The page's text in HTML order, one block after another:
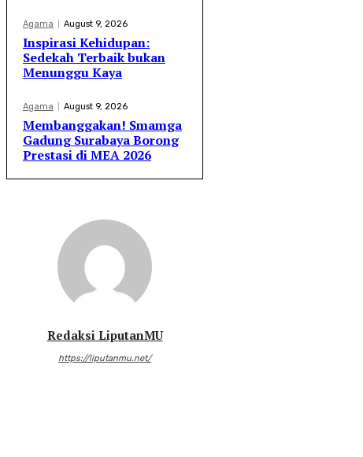
Agama August 9, 2026
Inspirasi Kehidupan:
Sedekah Terbaik bukan
Menunggu Kaya
Agama August 9, 2026
Membanggakan! Smamga
Gadung Surabaya Borong
Prestasi di MEA 2026
Redaksi LiputanMU
https://liputanmu.net/